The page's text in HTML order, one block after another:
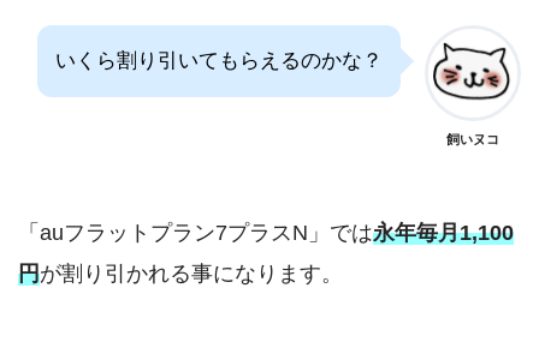
いくら割り引いてもらえるのかな？
飼いヌコ
「auフラットプラン7プラスN」では永年毎月1,100
円が割り引かれる事になります。